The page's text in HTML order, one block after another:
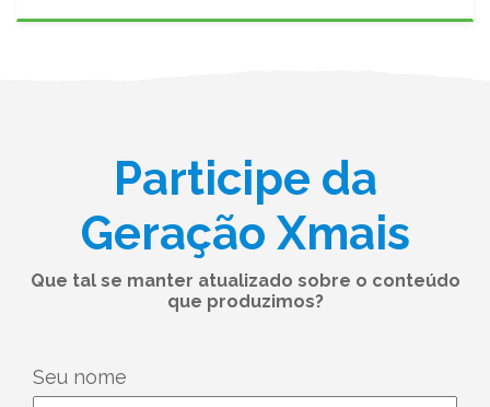
Participe da
Geração Xmais
Que tal se manter atualizado sobre o conteúdo
que produzimos?
Seu nome